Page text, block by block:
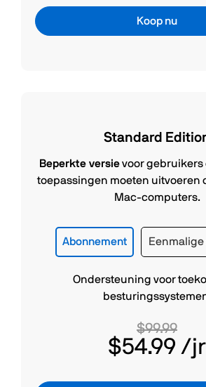
Standard
Beperkte versievoor gebruikers
toepassingen moeten uitvoeren
Mac-computers.
Abonnement
Ondersteuning voor
$99.99
$54.99 /jr
Koop nu